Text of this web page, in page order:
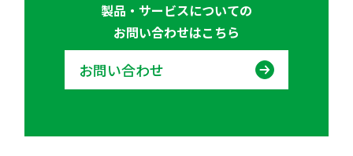
製品・サービスについての
お問い合わせはこちら
お問い合わせ